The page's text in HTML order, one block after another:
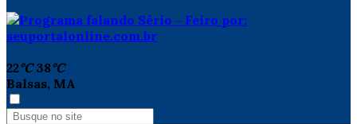
22°C 38°C
Balsas, MA